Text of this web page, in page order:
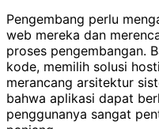
Pengembang perlu
web mereka dan
proses pengembangan.
kode, memilih solusi
merancang arsitektur
bahwa aplikasi dapat
penggunanya sangat